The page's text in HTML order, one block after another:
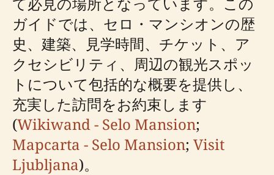
ガイドでは、セロ・マンシオンの歴
史、建築、見学時間、チケット、ア
クセシビリティ、周辺の観光スポッ
トについて包括的な概要を提供し、
充実した訪問をお約束します
(Wikiwand - Selo Mansion;
Mapcarta - Selo Mansion; Visit
Ljubljana)。